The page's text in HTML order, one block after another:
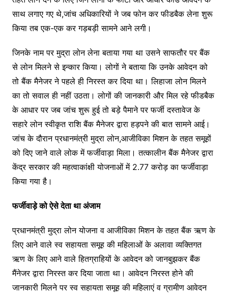
साथ लगाए गए थे,जांच अधिकारियों ने जब फोन कर फीडबैक लेना शुरू
किया तब एक-एक कर गड़बड़ी सामने आने लगी।
जिनके नाम पर मुद्रा लोन लेना बताया गया था उसने साफतौर पर बैंक
से लोन मिलने से इन्कार किया। लोगों ने बताया कि उनके आवेदन को
तो बैंक मैनेजर ने पहले ही निरस्त कर दिया था। लिहाजा लोन मिलने
का तो सवाल ही नहीं उठता। लोगों की जानकारी और मिल रहे फीडबैक
के आधार पर जब जांच शुरू हुई तो बड़े पैमाने पर फर्जी दस्तावेज के
सहारे लोन स्वीकृत राशि बैंक मैनेजर द्वारा हड़पने की बात सामने आई।
जांच के दौरान प्रधानमंत्री मुद्रा लोन,आजीविका मिशन के तहत समूहों
को दिए जाने वाले लोक में फर्जीवाड़ा मिला। तत्कालीन बैंक मैनेजर द्वारा
केंद्र सरकार की महत्वाकांक्षी योजनाओं में 2.77 करोड़ का फर्जीवाड़ा
किया गया है।
फर्जीवाड़े को ऐसे देता था अंजाम
प्रधानमंत्री मुद्रा लोन योजना व आजीविका मिशन के तहत बैंक ऋण के
लिए आने वाले स्व सहायता समूह की महिलाओं के अलावा व्यक्तिगत
ऋण के लिए आने वाले हितग्राहियों के आवेदन को जानबुझकर बैंक
मैंनेजर द्वारा निरस्त कर दिया जाता था। आवेदन निरस्त होने की
जानकारी मिलने पर स्व सहायता समूह की महिलाएं व ग्रामीण आवेदन